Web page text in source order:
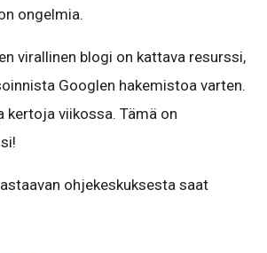
ongelmia.
virallinen blogi on kattava resurssi,
Googlen hakemistoa varten.
kertoja viikossa. Tämä on
ohjekeskuksesta saat